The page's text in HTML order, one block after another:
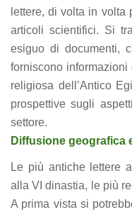
lettere, di volta in volta
articoli scientifici. Si
esiguo di documenti,
forniscono
religiosa dell’Antico
prospettive sugli
settore.
Diffusione geografica
Le più antiche lettere
alla VI dinastia, le più
A prima vista si
increase the
chance of
seeing
personalized
content and
offers.